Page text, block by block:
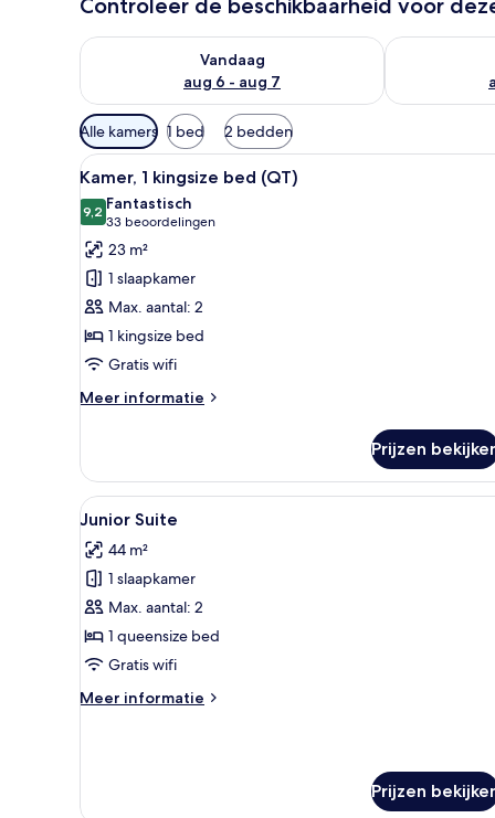
Vandaag
aug 6 - aug 7
De beschikbaarheid controleren voor vanavond aug
De
Beschikbare
filters
voor
kamers
Alle kamers 1 bed 2 bedden
Alle
foto's
voor
Kamer,
kingsize
bed
(QT)
laden
Een hotelkamer met een
8
Kamer, 1 kingsize bed (QT)
9,29,2 van 10
Fantastisch
33 beoordelingen
(33
beoordelingen)
23 m²
1 slaapkamer
Max. aantal: 2
1 kingsize bed
Gratis wifi
Meer informatie
Meer
1
kingsize
bed
Prijzen
Alle
foto's
voor
Junior
Suite
laden
Hotelkamer met een groot
5
Junior Suite
44 m²
1 slaapkamer
Max. aantal: 2
1 queensize bed
Gratis wifi
Meer informatie
Meer
Prijzen